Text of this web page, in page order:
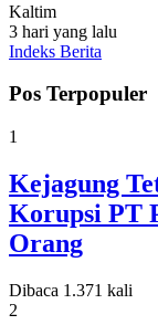
Kaltim
3 hari yang lalu
Indeks Berita
Pos Terpopuler
1
Kejagung
Korupsi PT
Orang
Dibaca 1.371 kali
2